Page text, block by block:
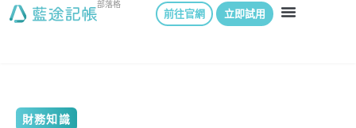
部落格
前往官網 立即試用
財務知識